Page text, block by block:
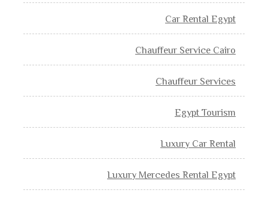
Car Rental Egypt
Chauffeur Service Cairo
Chauffeur Services
Egypt Tourism
Luxury Car Rental
Luxury Mercedes Rental Egypt